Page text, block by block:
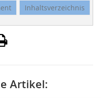
Inhaltsverzeichnis
Artikel: